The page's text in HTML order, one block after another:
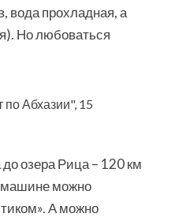
вода прохладная, а
Но любоваться
озера Рица – 120 км
машине можно
А можно